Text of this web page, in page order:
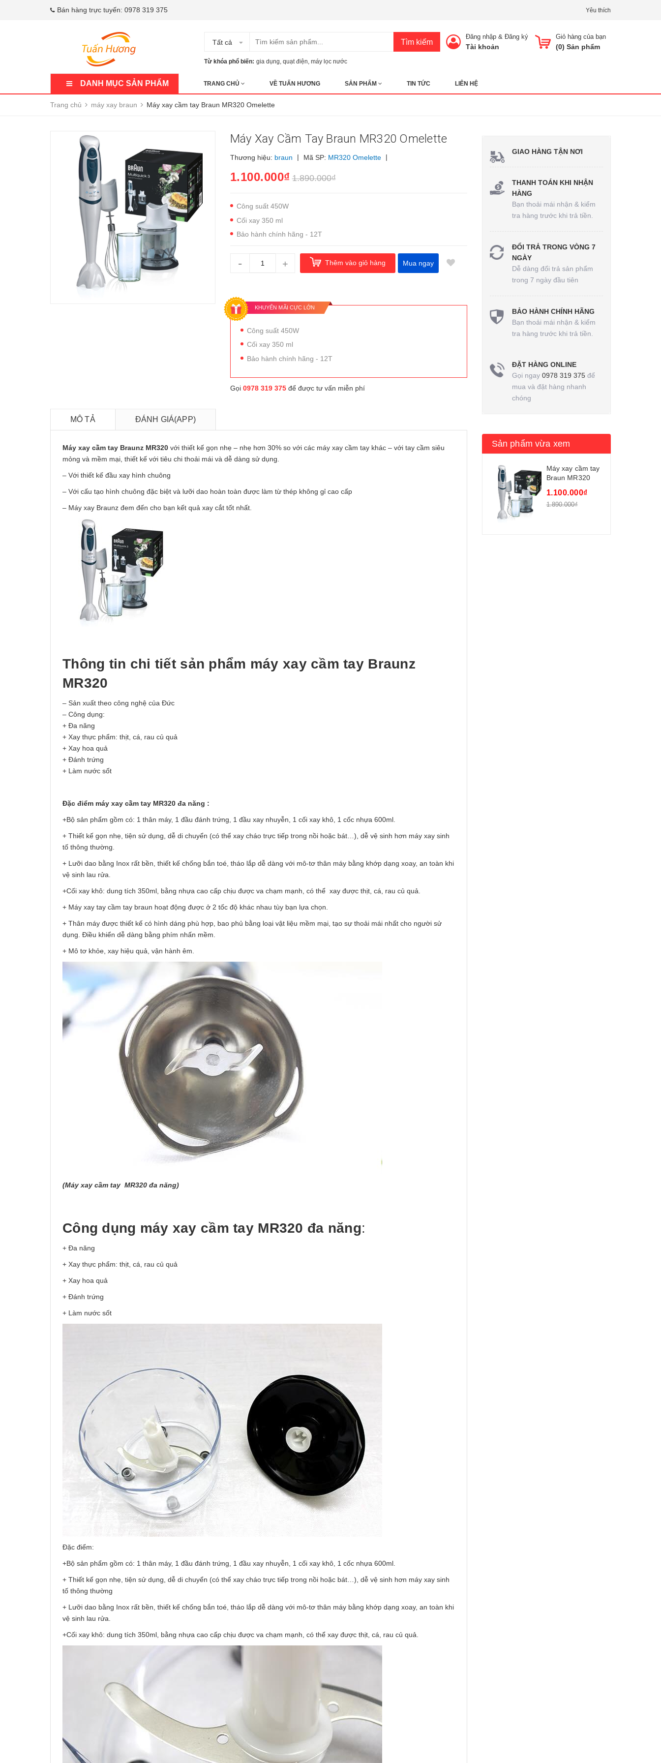
Bán hàng trực tuyến: 0978 319 375 Yêu thích
Tất cả Tìm kiếm
Từ khóa phổ biến: gia dụng, quạt điện, máy lọc nước
Giỏ hàng của bạn
(0) Sản phẩm
Đăng nhập & Đăng ký
Tài khoản
DANH MỤC SẢN PHẨM TRANG CHỦ VỀ TUẤN HƯƠNG SẢN PHẨM TIN TỨC LIÊN HỆ
Trang chủ máy xay braun Máy xay cầm tay Braun MR320 Omelette
Máy Xay Cầm Tay Braun MR320 Omelette
Thương hiệu: braun | Mã SP: MR320 Omelette |
1.100.000₫ 1.890.000₫
Công suất 450W
Cối xay 350 ml
Bảo hành chính hãng - 12T
- + Thêm vào giỏ hàng Mua ngay
KHUYẾN MÃI CỰC LỚN
Công suất 450W
Cối xay 350 ml
Bảo hành chính hãng - 12T
Gọi 0978 319 375để được tư vấn miễn phí
MÔ TẢ ĐÁNH GIÁ(APP)
Máy xay cầm tay Braunz MR320 với thiết kế gọn nhẹ – nhẹ hơn 30% so với các máy xay cầm tay khác – với tay cầm siêu
mỏng và mềm mại, thiết kế với tiêu chi thoải mái và dễ dàng sử dụng.
– Với thiết kế đầu xay hình chuông
– Với cấu tạo hình chuông đặc biệt và lưỡi dao hoàn toàn được làm từ thép không gỉ cao cấp
– Máy xay Braunz đem đến cho bạn kết quả xay cắt tốt nhất.
Thông tin chi tiết sản phẩm máy xay cầm tay Braunz
MR320
– Sản xuất theo công nghệ của Đức
– Công dụng:
+ Đa năng
+ Xay thực phẩm: thịt, cá, rau củ quả
+ Xay hoa quả
+ Đánh trứng
+ Làm nước sốt
Đặc điểm máy xay cầm tay MR320 đa năng :
+Bộ sản phẩm gồm có: 1 thân máy, 1 đầu đánh trứng, 1 đầu xay nhuyễn, 1 cối xay khô, 1 cốc nhựa 600ml.
+ Thiết kế gọn nhẹ, tiện sử dụng, dễ di chuyển (có thể xay cháo trực tiếp trong nồi hoặc bát…), dễ vệ sinh hơn máy xay sinh
tố thông thường.
+ Lưỡi dao bằng Inox rất bền, thiết kế chống bắn toé, tháo lắp dễ dàng với mô-tơ thân máy bằng khớp dạng xoay, an toàn khi
vệ sinh lau rửa.
+Cối xay khô: dung tích 350ml, bằng nhựa cao cấp chịu được va chạm mạnh, có thể xay được thịt, cá, rau củ quả.
+ Máy xay tay cầm tay braun hoạt động được ở 2 tốc độ khác nhau tùy bạn lựa chọn.
+ Thân máy được thiết kế có hình dáng phù hợp, bao phủ bằng loại vật liệu mềm mại, tạo sự thoải mái nhất cho người sử
dụng. Điều khiển dễ dàng bằng phím nhấn mềm.
+ Mô tơ khỏe, xay hiệu quả, vận hành êm.
(Máy xay cầm tay MR320 đa năng)
Công dụng máy xay cầm tay MR320 đa năng:
+ Đa năng
+ Xay thực phẩm: thịt, cá, rau củ quả
+ Xay hoa quả
+ Đánh trứng
+ Làm nước sốt
Đặc điểm:
+Bộ sản phẩm gồm có: 1 thân máy, 1 đầu đánh trứng, 1 đầu xay nhuyễn, 1 cối xay khô, 1 cốc nhựa 600ml.
+ Thiết kế gọn nhẹ, tiện sử dụng, dễ di chuyển (có thể xay cháo trực tiếp trong nồi hoặc bát…), dễ vệ sinh hơn máy xay sinh
tố thông thường
+ Lưỡi dao bằng Inox rất bền, thiết kế chống bắn toé, tháo lắp dễ dàng với mô-tơ thân máy bằng khớp dạng xoay, an toàn khi
vệ sinh lau rửa.
+Cối xay khô: dung tích 350ml, bằng nhựa cao cấp chịu được va chạm mạnh, có thể xay được thịt, cá, rau củ quả.
GIAO HÀNG TẬN NƠI
THANH TOÁN KHI NHẬN
HÀNG
Bạn thoải mái nhận & kiểm
tra hàng trước khi trả tiền.
ĐỔI TRẢ TRONG VÒNG 7
NGÀY
Dễ dàng đổi trả sản phẩm
trong 7 ngày đầu tiên
BẢO HÀNH CHÍNH HÃNG
Bạn thoải mái nhận & kiểm
tra hàng trước khi trả tiền.
ĐẶT HÀNG ONLINE
Gọi ngay 0978 319 375để
mua và đặt hàng nhanh
chóng
Sản phẩm vừa xem
Máy xay cầm tay
Braun MR320
1.100.000₫
1.890.000₫